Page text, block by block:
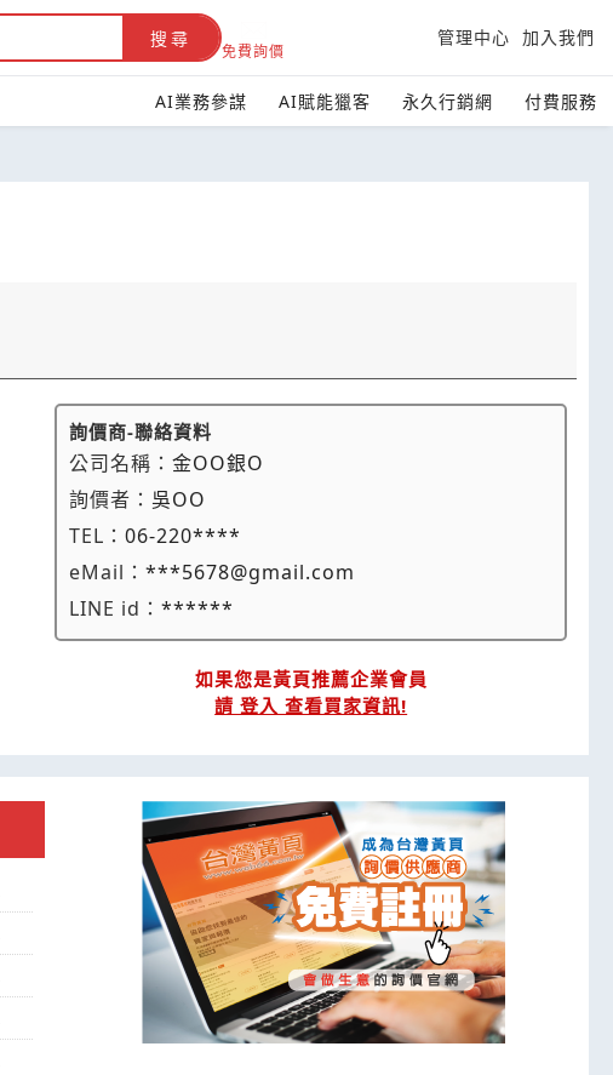
搜尋
免費詢價
管理中心 加入我們
AI業務參謀 AI賦能獵客 永久行銷網 付費服務
詢價商-聯絡資料
公司名稱：金OO銀O
詢價者： 吳OO
TEL：06-220****
eMail：***5678@gmail.com
LINE id：******
如果您是黃頁推薦企業會員
請 登入 查看買家資訊!